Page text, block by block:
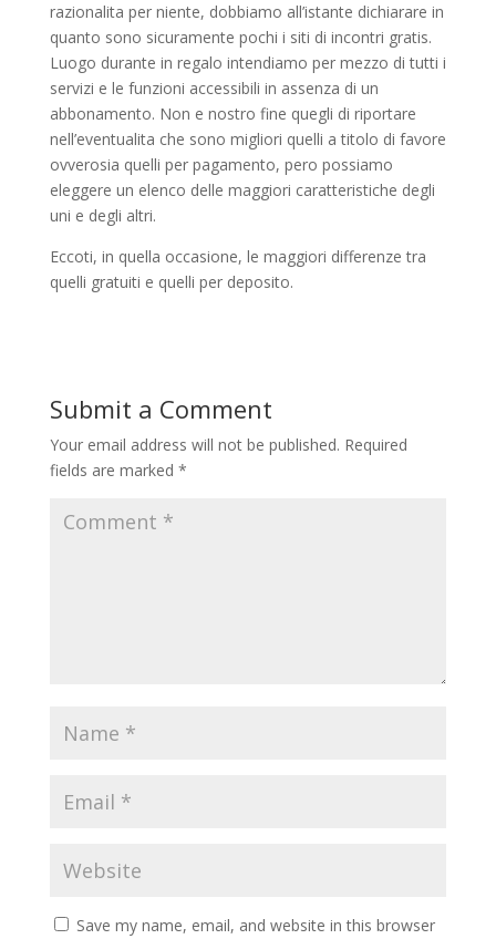
razionalita per niente, dobbiamo all’istante dichiarare in
quanto sono sicuramente pochi i siti di incontri gratis.
Luogo durante in regalo intendiamo per mezzo di tutti i
servizi e le funzioni accessibili in assenza di un
abbonamento. Non e nostro fine quegli di riportare
nell’eventualita che sono migliori quelli a titolo di favore
ovverosia quelli per pagamento, pero possiamo
eleggere un elenco delle maggiori caratteristiche degli
uni e degli altri.
Eccoti, in quella occasione, le maggiori differenze tra
quelli gratuiti e quelli per deposito.
Submit a Comment
Your email address will not be published. Required
fields are marked *
Save my name, email, and website in this browser